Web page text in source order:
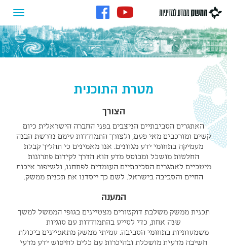
מטרת התוכנית
הצורך
האתגרים הסביבתיים הניצבים בפני החברה הישראלית כיום
קשים ומורכבים מאי פעם, ולצורך התמודדות עימם נדרשת הבנה
מעמיקה בתחומי ידע מגוונים. אנו מאמינים כי תהליך קבלת
החלטות מושכל ומבוסס מדע הוא הדרך לקידום פתרונות
מיטביים לאתגרים הסביבתיים העומדים לפתחנו, ולשיפור איכות
החיים והסביבה בישראל. לשם כך ייסדנו את תכנית ממשק.
המענה
תכנית ממשק משלבת דוקטורים מצטיינים בגופי הממשל למשך
שנה אחת, כדי לסייע בהתמודדות עם סוגיות
משמעותיות בתחומי הסביבה. עמיתי ממשק מתאפיינים ביכולת
חשיבה מדעית מושכלת ובהיכרות עם כלים לחיפוש ידע מדעי